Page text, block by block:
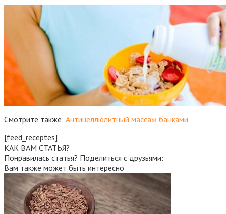
Смотрите также: Антицеллюлитный массаж банками
[feed_receptes]
КАК ВАМ СТАТЬЯ?
Понравилась статья? Поделиться с друзьями:
Вам также может быть интересно